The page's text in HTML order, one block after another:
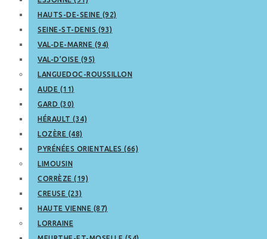
HAUTS-DE-SEINE (92)
SEINE-ST-DENIS (93)
VAL-DE-MARNE (94)
VAL-D’OISE (95)
LANGUEDOC-ROUSSILLON
AUDE (11)
GARD (30)
HÉRAULT (34)
LOZÈRE (48)
PYRÉNÉES ORIENTALES (66)
LIMOUSIN
CORRÈZE (19)
CREUSE (23)
HAUTE VIENNE (87)
LORRAINE